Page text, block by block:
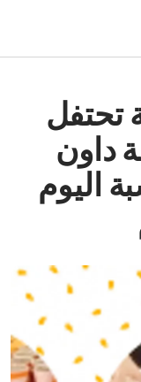
تحتفل
داون
اليوم